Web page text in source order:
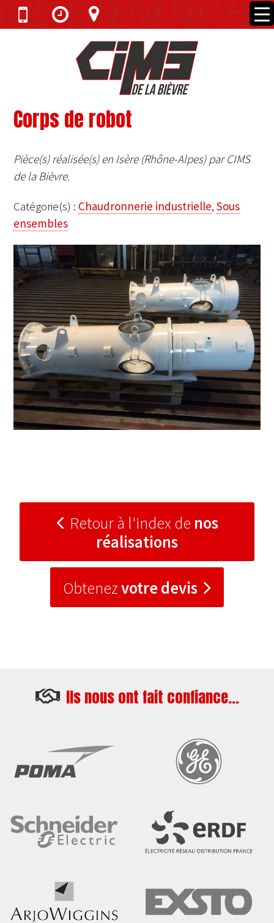
Corps de robot
Pièce(s) réalisée(s) en Isère (Rhône-Alpes) par CIMS
de la Bièvre.
Catégorie(s) : Chaudronnerie industrielle,Sous
ensembles
Retour à l'index de nos
réalisations
Obtenezvotre devis
Ils nous ont fait confiance...